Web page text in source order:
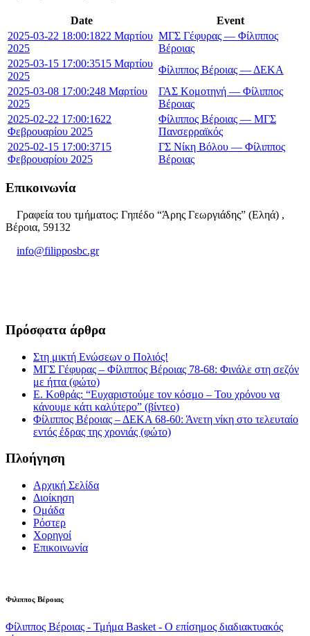
Date
Event
2025-03-22 18:00:1822 Μαρτίου
2025
ΜΓΣ Γέφυρας — Φίλιππος
Βέροιας
2025-03-15 17:00:3515 Μαρτίου
2025
Φίλιππος Βέροιας — ΔΕΚΑ
2025-03-08 17:00:248 Μαρτίου
2025
ΓΑΣ Κομοτηνή — Φίλιππος
Βέροιας
2025-02-22 17:00:1622
Φεβρουαρίου 2025
Φίλιππος Βέροιας — ΜΓΣ
Πανσερραϊκός
2025-02-15 17:00:3715
Φεβρουαρίου 2025
ΓΣ Νίκη Βόλου — Φίλιππος
Βέροιας
Επικοινωνία
Γραφεία του τμήματος: Γηπέδο “Άρης Γεωργιάδης” (Εληά) ,
Βέροια, 59132
info@filipposbc.gr
Πρόσφατα άρθρα
Στη μικτή Ενώσεων ο Πολιός!
ΜΓΣ Γέφυρας – Φίλιππος Βέροιας 78-68: Φινάλε στη σεζόν
με ήττα (φώτο)
Ε. Κοθράς: “Ευχαριστούμε τον κόσμο – Του χρόνου να
κάνουμε κάτι καλύτερο” (βίντεο)
Φίλιππος Βέροιας – ΔΕΚΑ 68-60: Άνετη νίκη στο τελευταίο
εντός έδρας της χρονιάς (φώτο)
Πλοήγηση
Αρχική Σελίδα
Διοίκηση
Ομάδα
Ρόστερ
Χορηγοί
Επικοινωνία
Φιλιππος Βέροιας
Φίλιππος Βέροιας - Τμήμα Basket - Ο επίσημος διαδιακτυακός